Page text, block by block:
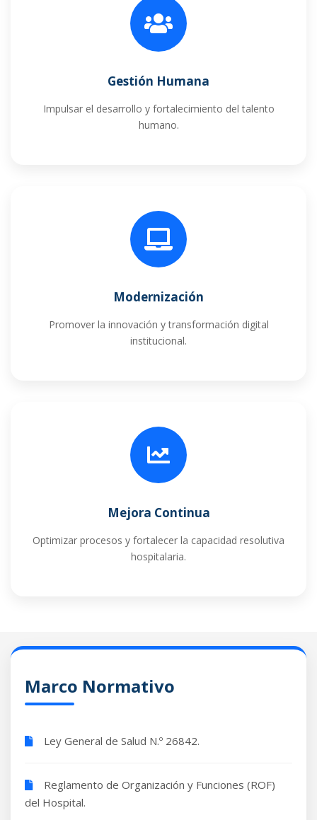
Gestión Humana
Impulsar el desarrollo y fortalecimiento del talento
humano.
Modernización
Promover la innovación y transformación digital
institucional.
Mejora Continua
Optimizar procesos y fortalecer la capacidad resolutiva
hospitalaria.
Marco Normativo
Ley General de Salud N.º 26842.
Reglamento de Organización y Funciones (ROF)
del Hospital.